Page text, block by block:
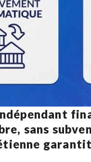
sans